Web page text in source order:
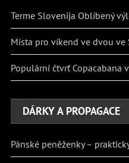
Terme Slovenija Oblíbený
Místa pro víkend ve dvou ve
Populární čtvrť Copacabana
DÁRKY A PROPAGACE
Pánské peněženky –